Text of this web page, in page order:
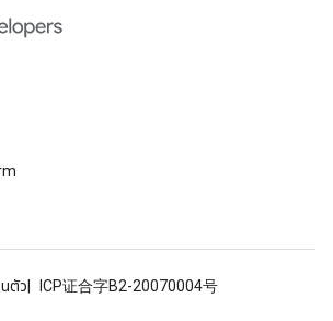
ตัว
ICP证合字B2-20070004号